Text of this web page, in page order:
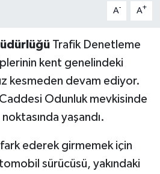
A- A+
Trafik Denetleme
kent genelindeki
kesmeden devam ediyor.
Odunluk mevkisinde
yaşandı.
fark ederek girmemek için
sürücüsü, yakındaki